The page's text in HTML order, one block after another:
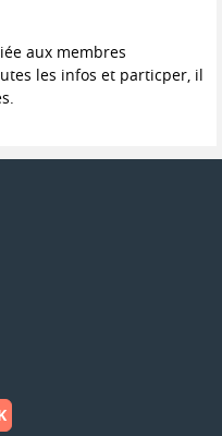
aux membres
les infos et particper, il